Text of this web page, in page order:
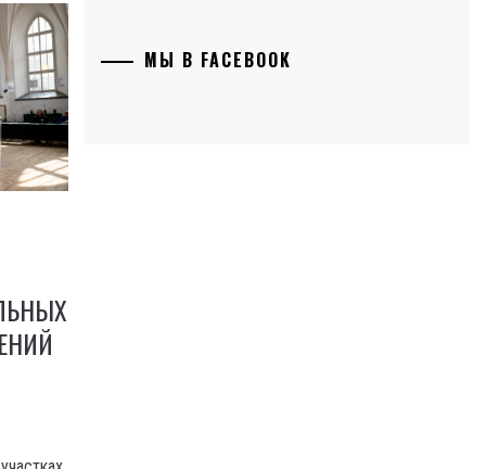
МЫ В FACEBOOK